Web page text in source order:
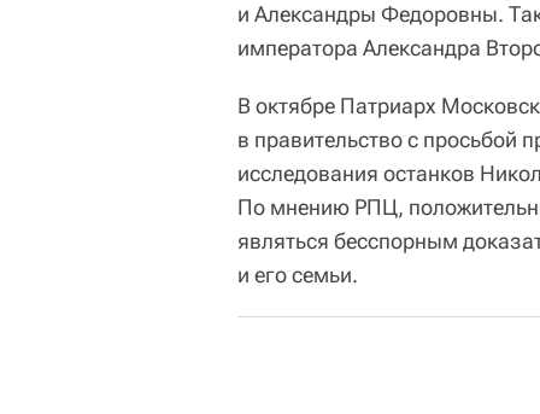
и Александры Федоровны.
императора Александра
В октябре Патриарх
в правительство с просьбой
исследования останков
По мнению РПЦ,
являться бесспорным
и его семьи.